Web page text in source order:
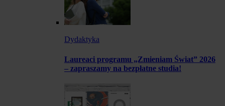
Dydaktyka
Laureaci programu „Zmieniam Świat” 2026
– zapraszamy na bezpłatne studia!